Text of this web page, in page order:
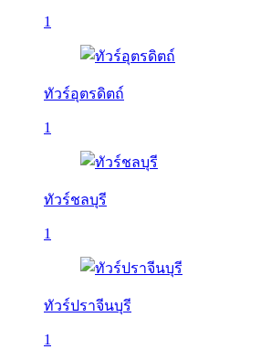
1
ทัวร์อุตรดิตถ์
1
ทัวร์ชลบุรี
1
ทัวร์ปราจีนบุรี
1